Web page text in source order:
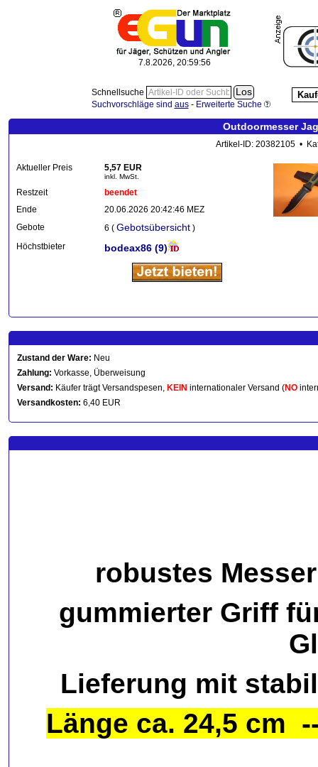
7.8.2026, 20:59:56
Schnellsuche
Suchvorschläge sind aus- Erweiterte Suche
Outdoormesser
Artikel-ID: 20382105 •
Aktueller Preis 5,57 EUR
inkl. MwSt.
Restzeit
beendet
Ende
20.06.2026 20:42:46 MEZ
Gebote
6 ( Gebotsübersicht )
Höchstbieter
bodeax86 (9)
Zustand der Ware: Neu
Zahlung: Vorkasse, Überweisung
Versand: Käufer trägt Versandspesen, KEIN internationaler Versand (NO
Versandkosten: 6,40 EUR
robustes
gummierter Griff
Lieferung mit
Länge ca. 24,5 cm